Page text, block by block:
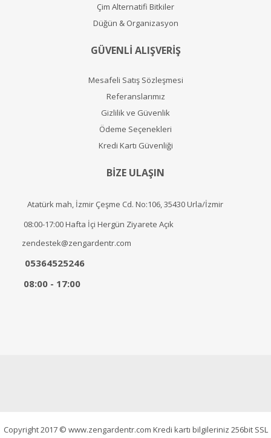
Çim Alternatifi Bitkiler
Düğün & Organizasyon
GÜVENLİ ALIŞVERİŞ
Mesafeli Satış Sözleşmesi
Referanslarımız
Gizlilik ve Güvenlik
Ödeme Seçenekleri
Kredi Kartı Güvenliği
BİZE ULAŞIN
Atatürk mah, İzmir Çeşme Cd. No:106, 35430 Urla/İzmir
08:00-17:00 Hafta İçi Hergün Ziyarete Açık
zendestek@zengardentr.com
05364525246
08:00 - 17:00
Copyright 2017 © www.zengardentr.com Kredi kartı bilgileriniz 256bit SSL